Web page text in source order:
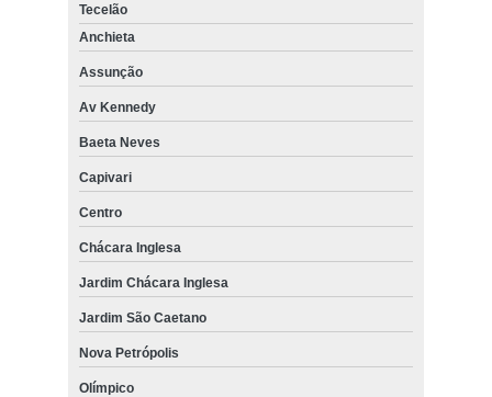
Tecelão
Anchieta
Assunção
Av Kennedy
Baeta Neves
Capivari
Centro
Chácara Inglesa
Jardim Chácara Inglesa
Jardim São Caetano
Nova Petrópolis
Olímpico